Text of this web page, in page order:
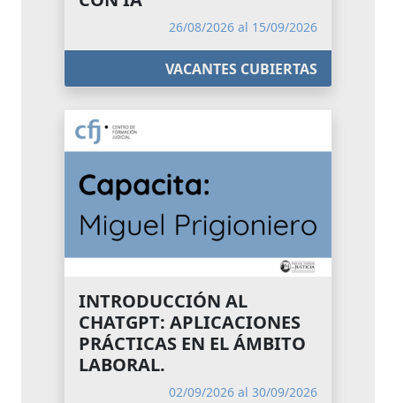
26/08/2026 al 15/09/2026
VACANTES CUBIERTAS
INTRODUCCIÓN AL
CHATGPT: APLICACIONES
PRÁCTICAS EN EL ÁMBITO
LABORAL.
02/09/2026 al 30/09/2026